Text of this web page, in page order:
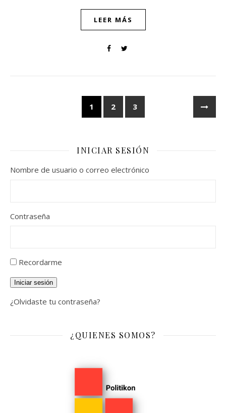
LEER MÁS
1 2 3
INICIAR SESIÓN
Nombre de usuario o correo electrónico
Contraseña
Recordarme
Iniciar sesión
¿Olvidaste tu contraseña?
¿QUIENES SOMOS?